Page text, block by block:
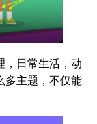
，日常生活，动
主题，不仅能